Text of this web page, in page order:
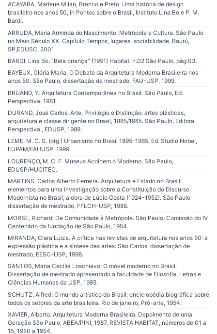
ACAYABA, Marlene Milan, Branco e Preto. Uma história de design
brasileiro nos anos 50, in Pontos sobre o Brasil, Instituto Lina Bo e P. M.
Bardi.
ARRUDA, Maria Arminda do Nascimento. Metrópole e Cultura. São Paulo
no Meio Século XX. Capítulo Tempos, lugares, sociabilidade. Baurú,
SP,EDUSC, 2001
BARDI, Lina Bo. “Bela criança” (1951) Habitat. n.02 São Paulo, pág.03.
BAYEUX, Glória Maria. O Debate da Arquitetura Moderna Brasileira nos
anos 50. São Paulo, dissertação de mestrado, FAU-USP, 1999.
BRUAND, Y. Arquitetura Contemporânea no Brasil. São Paulo, Ed.
Perspectiva, 1981.
DURAND, José Carlos. Arte, Privilégio e Distinção: artes plásticas,
arquitetura e classe dirigente no Brasil, 1885/1985. São Paulo, Editora
Perspectiva , EDUSP, 1989.
LEME, M. C. S. (org.) Urbanismo no Brasil 1895-1965, Ed. Studio Nobel,
FUPAM/FAUUSP, 1999.
LOURENÇO, M. C. F. Museus Acolhem o Moderno, São Paulo,
EDUSP/HUCITEC.
MARTINS, Carlos Alberto Ferreira. Arquitetura e Estado no Brasil:
elementos para uma investigação sobre a Constituição do Discurso
Modernista no Brasil; a obra de Lúcio Costa (1924-1952). São Paulo
dissertação de mestrado, FFLCH-USP, 1988.
MORSE, Richard. De Comunidade à Metrópole. São Paulo, Comissão do IV
Centenário da fundação de São Paulo, 1954.
MIRANDA, Clara Luiza. A crítica nas revistas de arquitetura nos anos 50: a
expressão plástica e a síntese das artes. São Carlos, dissertação de
mestrado, EESC-USP, 1998.
SANTOS, Maria Cecília Loschiavo. O móvel moderno no Brasil.
Dissertação de mestrado apresentado a faculdade de Filosofia, Letras e
Ciências Humanas da USP, 1985.
SCHUTZ, Alfred. O mundo artístico do Brasil: enciclopédia biográfica sobre
todos os setores da arte brasileira. Rio de janeiro, Pró-arte, 1954.
XAVIER, Alberto. Arquitetura Moderna Brasileira. Depoimento de uma
Geração São Paulo, ABEA/PINI, 1987. REVISTA HABITAT, números de 01 a
15, 1950 a 1954.